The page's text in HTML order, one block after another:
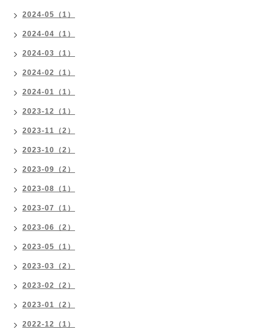
2024-05（1）
2024-04（1）
2024-03（1）
2024-02（1）
2024-01（1）
2023-12（1）
2023-11（2）
2023-10（2）
2023-09（2）
2023-08（1）
2023-07（1）
2023-06（2）
2023-05（1）
2023-03（2）
2023-02（2）
2023-01（2）
2022-12（1）